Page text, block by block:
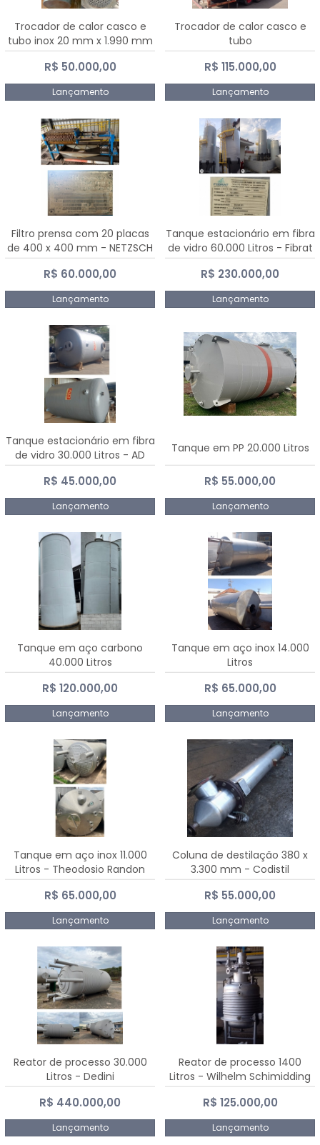
Trocador de calor casco e
tubo inox 20 mm x 1.990 mm
R$ 50.000,00
Lançamento
Trocador de calor casco e
tubo
R$ 115.000,00
Lançamento
Filtro prensa com 20 placas
de 400 x 400 mm - NETZSCH
R$ 60.000,00
Lançamento
Tanque estacionário em fibra
de vidro 60.000 Litros - Fibrat
R$ 230.000,00
Lançamento
Tanque estacionário em fibra
de vidro 30.000 Litros - AD
Fibras
R$ 45.000,00
Lançamento
Tanque em PP 20.000 Litros
R$ 55.000,00
Lançamento
Tanque em aço carbono
40.000 Litros
R$ 120.000,00
Lançamento
Tanque em aço inox 14.000
Litros
R$ 65.000,00
Lançamento
Tanque em aço inox 11.000
Litros - Theodosio Randon
R$ 65.000,00
Lançamento
Coluna de destilação 380 x
3.300 mm - Codistil
R$ 55.000,00
Lançamento
Reator de processo 30.000
Litros - Dedini
R$ 440.000,00
Lançamento
Reator de processo 1400
Litros - Wilhelm Schimidding
R$ 125.000,00
Lançamento